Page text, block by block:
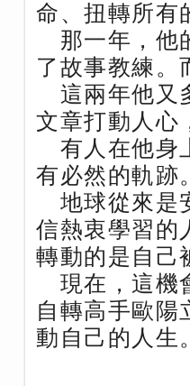
命、扭轉所有
那一年，他
了故事教練。
這兩年他又
文章打動人心
有人在他身
有必然的軌跡
地球從來是
信熱衷學習的
轉動的是自己
現在，這機
自轉高手歐陽
動自己的人生